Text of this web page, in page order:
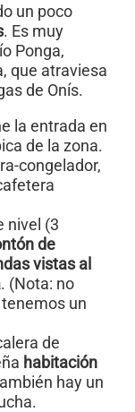
un poco
. Es muy
Ponga,
que atraviesa
de Onís.
la entrada en
de la zona.
congelador,
nivel (3
de
vistas al
. (Nota: no
un
de
habitación
hay un